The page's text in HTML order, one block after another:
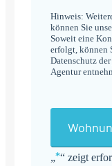
„*“ zeigt
Hinweis:
können Sie
Soweit eine
erfolgt, können
Datenschutz
Agentur